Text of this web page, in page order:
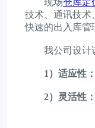
现场仓库定
技术、通讯技术
快速的出入库管
我公司设计
1）适应性
2）灵活性